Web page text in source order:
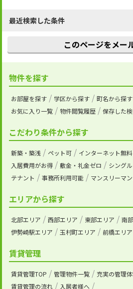
最近検索した条件
このページをメー
物件を探す
お部屋を探す 学区から探す 町名から探す
お気に入り一覧
物件閲覧履歴 保存した
こだわり条件から探す
新築・築浅 ペット可 インターネット無料
入居費用がお得
敷金・礼金ゼロ シングル
テナント
事務所利用可能 マンスリーマ
エリアから探す
北部エリア 西部エリア 東部エリア 南
伊勢崎駅エリア
玉村町エリア 前橋エリア
賃貸管理
賃貸管理TOP 管理物件一覧 充実の管理
賃貸管理の流れ
入居者様へ